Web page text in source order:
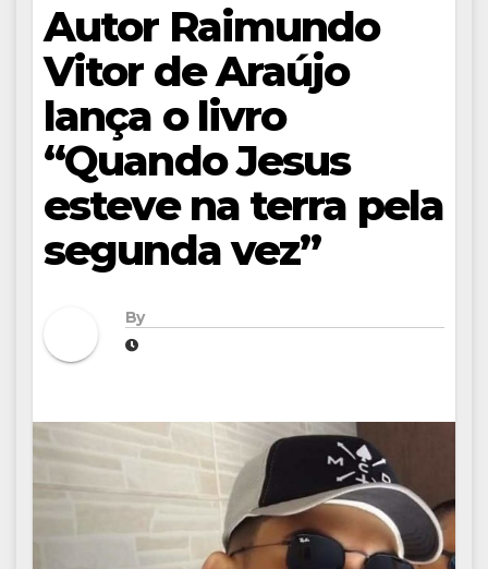
Autor Raimundo
Vitor de Araújo
lança o livro
“Quando Jesus
esteve na terra pela
segunda vez”
By